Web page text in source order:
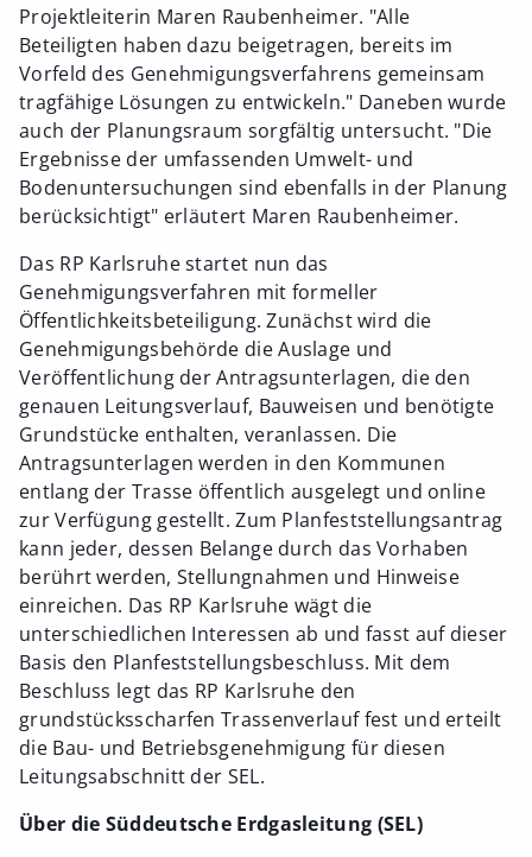
Projektleiterin Maren Raubenheimer. "Alle
Beteiligten haben dazu beigetragen, bereits im
Vorfeld des Genehmigungsverfahrens gemeinsam
tragfähige Lösungen zu entwickeln." Daneben wurde
auch der Planungsraum sorgfältig untersucht. "Die
Ergebnisse der umfassenden Umwelt- und
Bodenuntersuchungen sind ebenfalls in der Planung
berücksichtigt" erläutert Maren Raubenheimer.
Das RP Karlsruhe startet nun das
Genehmigungsverfahren mit formeller
Öffentlichkeitsbeteiligung. Zunächst wird die
Genehmigungsbehörde die Auslage und
Veröffentlichung der Antragsunterlagen, die den
genauen Leitungsverlauf, Bauweisen und benötigte
Grundstücke enthalten, veranlassen. Die
Antragsunterlagen werden in den Kommunen
entlang der Trasse öffentlich ausgelegt und online
zur Verfügung gestellt. Zum Planfeststellungsantrag
kann jeder, dessen Belange durch das Vorhaben
berührt werden, Stellungnahmen und Hinweise
einreichen. Das RP Karlsruhe wägt die
unterschiedlichen Interessen ab und fasst auf dieser
Basis den Planfeststellungsbeschluss. Mit dem
Beschluss legt das RP Karlsruhe den
grundstücksscharfen Trassenverlauf fest und erteilt
die Bau- und Betriebsgenehmigung für diesen
Leitungsabschnitt der SEL.
Über die Süddeutsche Erdgasleitung (SEL)